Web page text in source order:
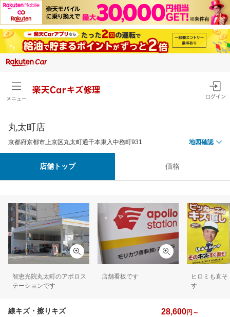
メニュー
楽天Carキズ修理
ログイン
丸太町店
京都府京都市上京区丸太町通千本東入中務町931 地図確認
店舗トップ 価格
智恵光院丸太町のアポロス
テーションです
店舗看板です
ヒロミも直
す
線キズ・擦りキズ
28,600円～